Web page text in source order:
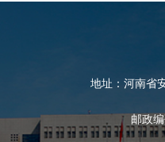
地址：河南省
邮政